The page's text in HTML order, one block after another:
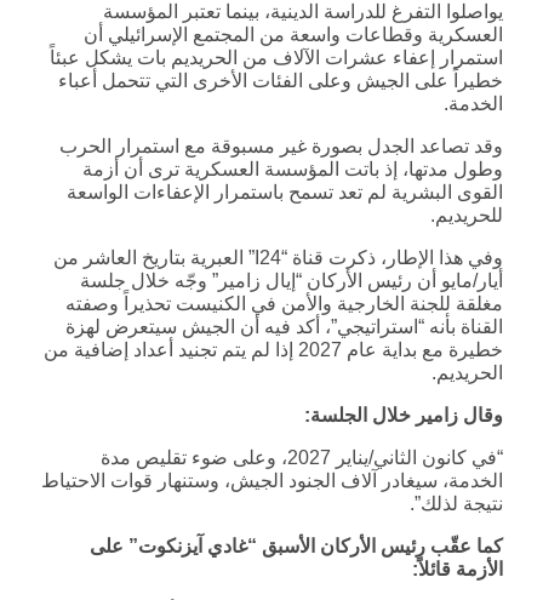
يواصلوا التفرغ للدراسة الدينية، بينما تعتبر المؤسسة
العسكرية وقطاعات واسعة من المجتمع الإسرائيلي أن
استمرار إعفاء عشرات الآلاف من الحريديم بات يشكل عبئاً
خطيراً على الجيش وعلى الفئات الأخرى التي تتحمل أعباء
الخدمة.
وقد تصاعد الجدل بصورة غير مسبوقة مع استمرار الحرب
وطول مدتها، إذ باتت المؤسسة العسكرية ترى أن أزمة
القوى البشرية لم تعد تسمح باستمرار الإعفاءات الواسعة
للحريديم.
وفي هذا الإطار، ذكرت قناة “I24” العبرية بتاريخ العاشر من
أيار/مايو أن رئيس الأركان “إيال زامير” وجّه خلال جلسة
مغلقة للجنة الخارجية والأمن في الكنيست تحذيراً وصفته
القناة بأنه “استراتيجي”، أكد فيه أن الجيش سيتعرض لهزة
خطيرة مع بداية عام 2027 إذا لم يتم تجنيد أعداد إضافية من
الحريديم.
وقال زامير خلال الجلسة:
“في كانون الثاني/يناير 2027، وعلى ضوء تقليص مدة
الخدمة، سيغادر آلاف الجنود الجيش، وستنهار قوات الاحتياط
نتيجة لذلك”.
كما عقّب رئيس الأركان الأسبق “غادي آيزنكوت” على
الأزمة قائلاً: